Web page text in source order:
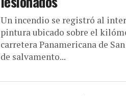
Un incendio se registró al
pintura ubicado sobre el
carretera Panamericana de
de salvamento...